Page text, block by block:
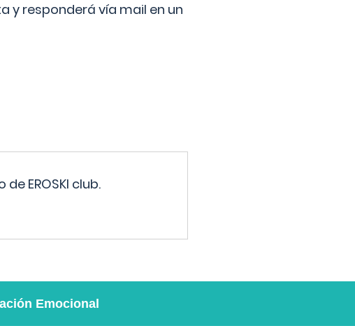
responderá vía mail en un
EROSKI club.
Emocional